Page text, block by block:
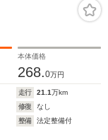
ー
本体価格
268.0万円
走行 21.1万km
修復
なし
整備
法定整備付